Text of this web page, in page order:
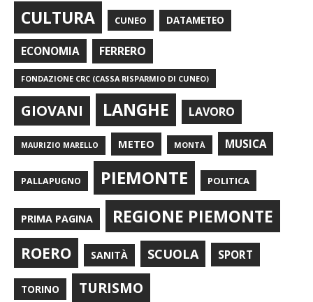
CULTURA CUNEO DATAMETEO
ECONOMIA FERRERO
FONDAZIONE CRC (CASSA RISPARMIO DI CUNEO)
GIOVANI LANGHE LAVORO
MAURIZIO MARELLO METEO MONTÀ MUSICA
PALLAPUGNO PIEMONTE POLITICA
PRIMA PAGINA REGIONE PIEMONTE
ROERO SANITÀ SCUOLA SPORT
TORINO TURISMO